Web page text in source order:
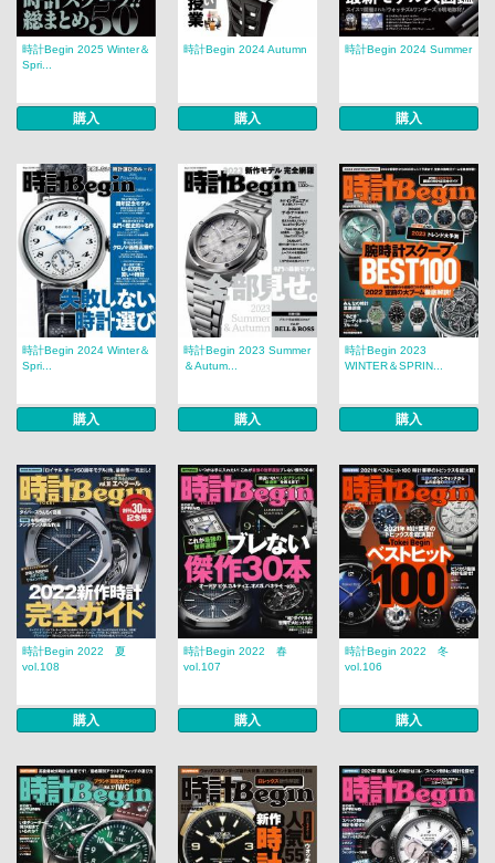
時計Begin 2025 Winter＆
Spri...
購入
時計Begin 2024 Autumn
購入
時計Begin 2024 Summer
購入
時計Begin 2024 Winter＆
Spri...
購入
時計Begin 2023 Summer
＆Autum...
購入
時計Begin 2023
WINTER＆SPRIN...
購入
時計Begin 2022 夏
vol.108
購入
時計Begin 2022 春
vol.107
購入
時計Begin 2022 冬
vol.106
購入